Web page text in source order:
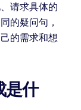
请求具体的
的疑问句，
的需求和想
是什